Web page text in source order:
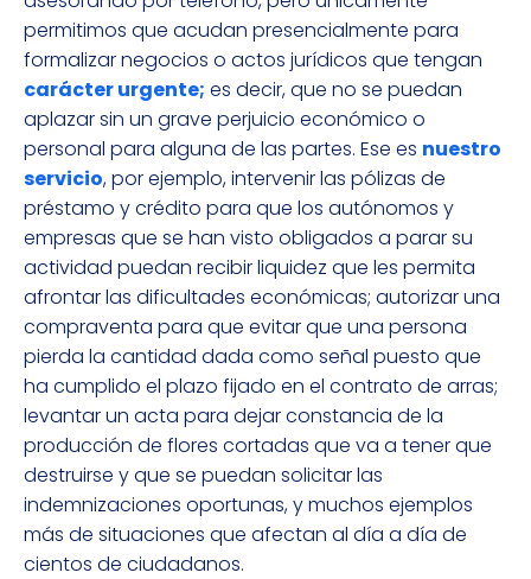
permitimos que acudan presencialmente para
formalizar negocios o actos jurídicos que tengan
carácter urgente; es decir, que no se puedan
aplazar sin un grave perjuicio económico o
personal para alguna de las partes. Ese es nuestro
servicio, por ejemplo, intervenir las pólizas de
préstamo y crédito para que los autónomos y
empresas que se han visto obligados a parar su
actividad puedan recibir liquidez que les permita
afrontar las dificultades económicas; autorizar una
compraventa para que evitar que una persona
pierda la cantidad dada como señal puesto que
ha cumplido el plazo fijado en el contrato de arras;
levantar un acta para dejar constancia de la
producción de flores cortadas que va a tener que
destruirse y que se puedan solicitar las
indemnizaciones oportunas, y muchos ejemplos
más de situaciones que afectan al día a día de
cientos de ciudadanos.